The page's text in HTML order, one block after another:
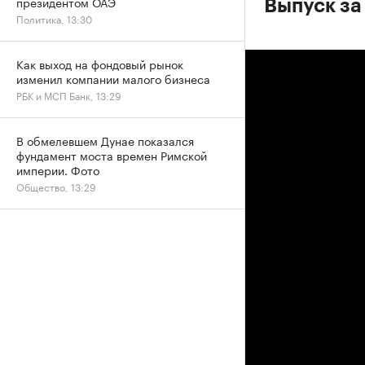
Выпуск
Политика, 13:30
Как выход на фондовый рынок
изменил компании малого бизнеса
РБК и МСП Банк, 13:29
В обмелевшем Дунае показался
фундамент моста времен Римской
империи. Фото
Общество, 13:29